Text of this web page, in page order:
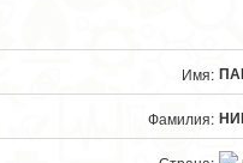
Имя:
Фамилия: